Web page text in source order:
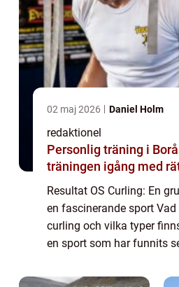
02 maj 2026 Daniel Holm
redaktionel
Personlig träning i
träningen igång med
Resultat OS Curling: En
en fascinerande sport
curling och vilka typer
en sport som har funnits
tävlingsgren, särskilt